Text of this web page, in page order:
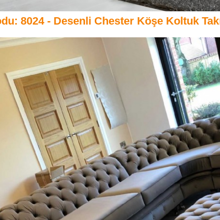
8024 - Desenli Chester Köşe Koltuk